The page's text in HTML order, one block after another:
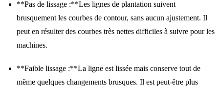
**Pas de lissage :**Les lignes de plantation suivent
brusquement les courbes de contour, sans aucun ajustement. Il
peut en résulter des courbes très nettes difficiles à suivre pour les
machines.
**Faible lissage :**La ligne est lissée mais conserve tout de
même quelques changements brusques. Il est peut-être plus